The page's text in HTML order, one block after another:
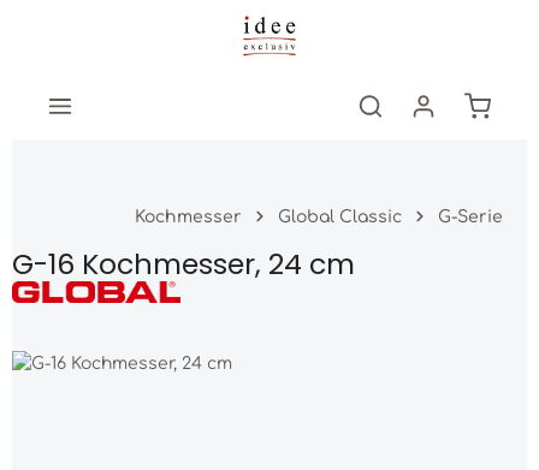
Zum Hauptinhalt springen
Kochmesser Global Classic G-Serie
G-16 Kochmesser, 24 cm
Bildergalerie überspringen